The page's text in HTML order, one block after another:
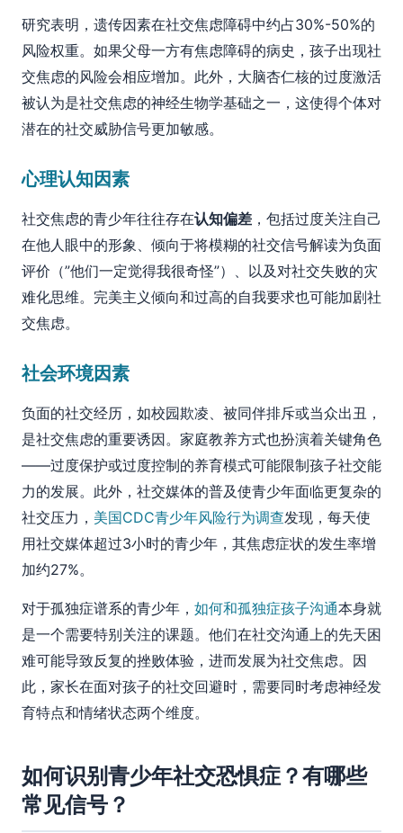
研究表明，遗传因素在社交焦虑障碍中约占30%-50%的
风险权重。如果父母一方有焦虑障碍的病史，孩子出现社
交焦虑的风险会相应增加。此外，大脑杏仁核的过度激活
被认为是社交焦虑的神经生物学基础之一，这使得个体对
潜在的社交威胁信号更加敏感。
心理认知因素
社交焦虑的青少年往往存在认知偏差 ，包括过度关注自己
在他人眼中的形象、倾向于将模糊的社交信号解读为负面
评价（”他们一定觉得我很奇怪”）、以及对社交失败的灾
难化思维。完美主义倾向和过高的自我要求也可能加剧社
交焦虑。
社会环境因素
负面的社交经历，如校园欺凌、被同伴排斥或当众出丑，
是社交焦虑的重要诱因。家庭教养方式也扮演着关键角色
——过度保护或过度控制的养育模式可能限制孩子社交能
力的发展。此外，社交媒体的普及使青少年面临更复杂的
社交压力， 美国CDC青少年风险行为调查发现，每天使
用社交媒体超过3小时的青少年，其焦虑症状的发生率增
加约27%。
对于孤独症谱系的青少年， 如何和孤独症孩子沟通本身就
是一个需要特别关注的课题。他们在社交沟通上的先天困
难可能导致反复的挫败体验，进而发展为社交焦虑。因
此，家长在面对孩子的社交回避时，需要同时考虑神经发
育特点和情绪状态两个维度。
如何识别青少年社交恐惧症？有哪些
常见信号？